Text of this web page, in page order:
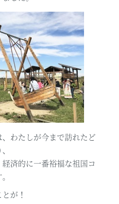
わたしが今まで訪れたど
済的に一番裕福な祖国コ
が！